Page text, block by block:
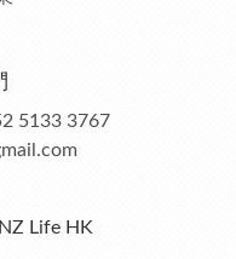
5133 3767
Life HK